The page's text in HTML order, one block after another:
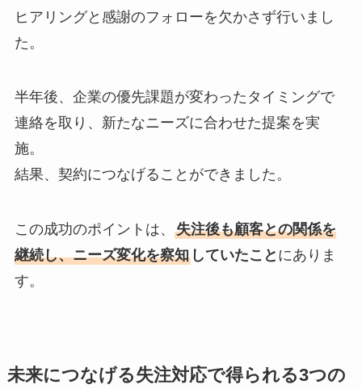
ヒアリングと感謝のフォローを欠かさず行いまし
た。
半年後、企業の優先課題が変わったタイミングで
連絡を取り、新たなニーズに合わせた提案を実
施。
結果、契約につなげることができました。
この成功のポイントは、 失注後も顧客との関係を
継続し、ニーズ変化を察知していたこと にありま
す。
未来につなげる失注対応で得られる3つの